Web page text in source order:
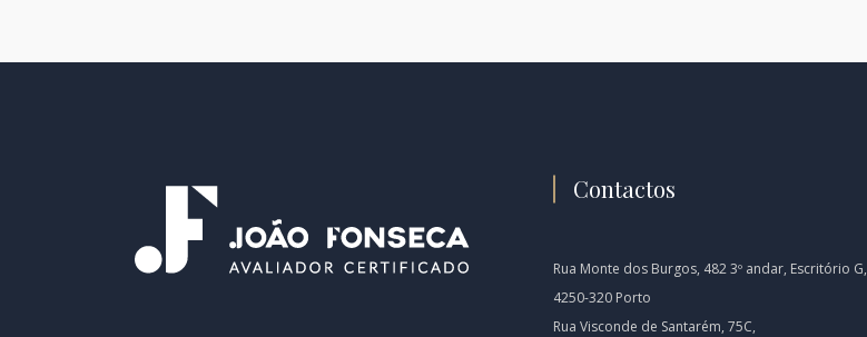
Contactos
Rua Monte dos Burgos, 482 3º andar, Escritório G,
4250-320 Porto
Rua Visconde de Santarém, 75C,